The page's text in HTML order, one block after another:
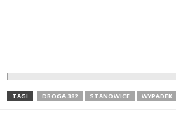
TAGI DROGA 382 STANOWICE WYPADEK